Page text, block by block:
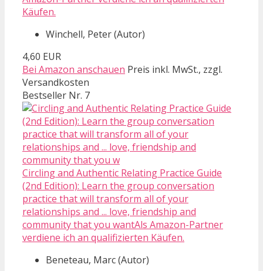
Käufen.
Winchell, Peter (Autor)
4,60 EUR
Bei Amazon anschauen Preis inkl. MwSt., zzgl.
Versandkosten
Bestseller Nr. 7
Circling and Authentic Relating Practice Guide
(2nd Edition): Learn the group conversation
practice that will transform all of your
relationships and ... love, friendship and
community that you wantAls Amazon-Partner
verdiene ich an qualifizierten Käufen.
Beneteau, Marc (Autor)